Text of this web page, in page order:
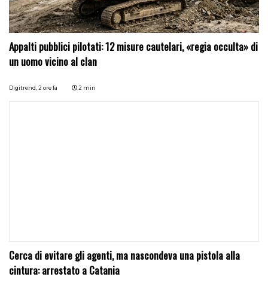
Appalti pubblici pilotati: 12 misure cautelari, «regia occulta» di
un uomo vicino al clan
Digitrend, 2 ore fa 2 min
Cerca di evitare gli agenti, ma nascondeva una pistola alla
cintura: arrestato a Catania